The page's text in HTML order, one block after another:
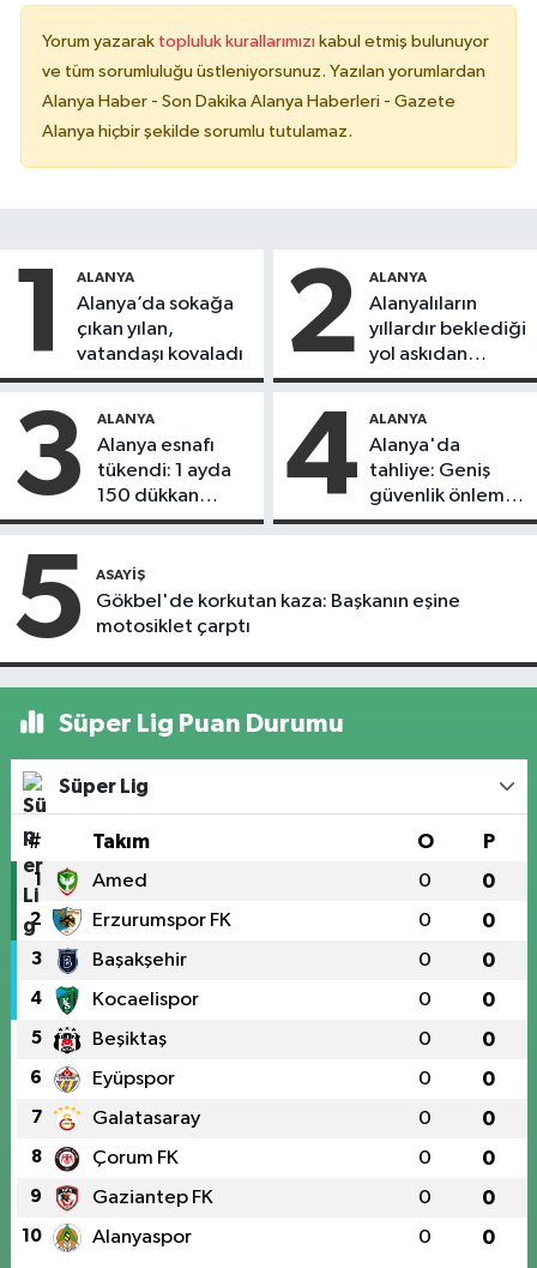
Yorum yazarak topluluk kurallarımızı kabul etmiş bulunuyor
ve tüm sorumluluğu üstleniyorsunuz. Yazılan yorumlardan
Alanya Haber - Son Dakika Alanya Haberleri - Gazete
Alanya hiçbir şekilde sorumlu tutulamaz.
1 ALANYA
Alanya’da sokağa
çıkan yılan,
vatandaşı kovaladı
2 ALANYA
Alanyalıların
yıllardır beklediği
yol askıdan
döndü
3 ALANYA
Alanya esnafı
tükendi: 1 ayda
150 dükkan
kapandı
4 ALANYA
Alanya'da
tahliye: Geniş
güvenlik önlemi
alındı
5 ASAYIŞ
Gökbel'de korkutan kaza: Başkanın eşine
motosiklet çarptı
Süper Lig Puan Durumu
Süper Lig
# Takım O P
1 Amed 0 0
2 Erzurumspor FK 0 0
3 Başakşehir 0 0
4 Kocaelispor 0 0
5 Beşiktaş 0 0
6 Eyüpspor 0 0
7 Galatasaray 0 0
8 Çorum FK 0 0
9 Gaziantep FK 0 0
10 Alanyaspor 0 0